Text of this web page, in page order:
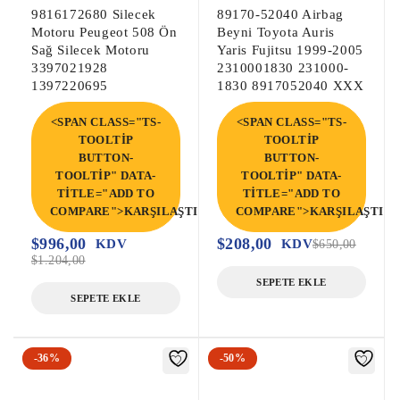
durumdadır ve amaçlandığı gibi
çalışmaktadır.
Yukarıdaki tabloda yer alan parça
numarası parçanızın numarası ile aynı
olmalıdır, aksi takdirde parça düzgün
çalışmayacaktır.
|motor beyni|oto beyin|motor beyini |oto
beyni|oto beyinci|abs beyni|abs pompası|
|Şanzıman Beyni|Otomatik Şanzıman Beyni|
Çıkma Otomatik Şanzıman Beyni|Çıkma
|Airbag Beyni|Çıkma Airbag Beyni|Çıkma
|Çıkma Motor Beyni|Çıkma Motor Beyini|
9816172680 Silecek
Motoru Peugeot 508 Ön
Sağ Silecek Motoru
3397021928
1397220695
<SPAN CLASS="TS-
TOOLTIP
BUTTON-
TOOLTIP" DATA-
TITLE="ADD TO
COMPARE">KARŞILAŞTIR</SPAN>
$1.204,00
$996,00 KDV
SEPETE EKLE
89170-52040 Airbag
Beyni Toyota Auris
Yaris Fujitsu 1999-2005
2310001830 231000-
1830 8917052040 XXX
<SPAN CLASS="TS-
TOOLTIP
BUTTON-
TOOLTIP" DATA-
TITLE="ADD TO
$650,00
$208,00 KDV
SEPETE EKLE
-36% -50%